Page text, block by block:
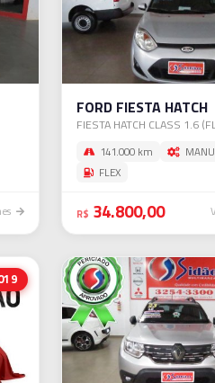
FORD FIESTA HATCH
FIESTA HATCH CLASS 1.6
141.000 km
FLEX
R$ 34.800,00